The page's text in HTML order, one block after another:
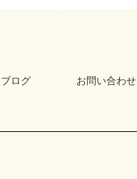
ブログ お問い合わせ